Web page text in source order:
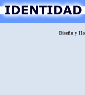
Diseño y